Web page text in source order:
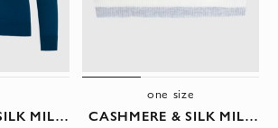
CASHMERE & SILK MILANO
one size
CASHMERE & SILK MILANO